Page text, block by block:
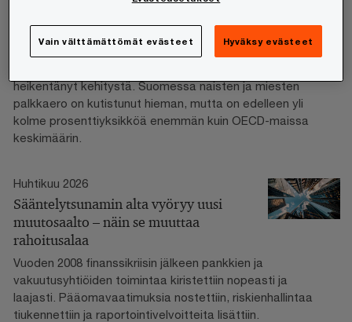
että sukupuolten väliset erot työmarkkinoilla kaventuvat.
heikentänyt kehitystä. Suomessa naisten ja miesten
palkkaero on kutistunut hieman, mutta on edelleen yli
kolme prosenttiyksikköä enemmän kuin OECD-maissa
keskimäärin.
Huhtikuu 2026
Sääntelytsunamin alta vyöryy uusi
muutosaalto – näin se muuttaa
rahoitusalaa
Vuoden 2008 finanssikriisin jälkeen pankkien ja
vakuutusyhtiöiden toimintaa kiristettiin nopeasti ja
laajasti. Pääomavaatimuksia nostettiin, riskienhallintaa
tiukennettiin ja raportointivelvoitteita lisättiin.
Vain välttämättömät evästeet Hyväksy evästeet